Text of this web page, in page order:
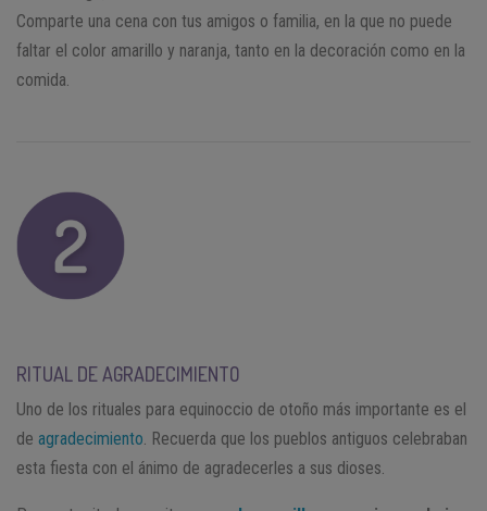
Comparte una cena con tus amigos o familia, en la que no puede
faltar el color amarillo y naranja, tanto en la decoración como en la
comida.
RITUAL DE AGRADECIMIENTO
Uno de los rituales para equinoccio de otoño más importante es el
de agradecimiento . Recuerda que los pueblos antiguos celebraban
esta fiesta con el ánimo de agradecerles a sus dioses.